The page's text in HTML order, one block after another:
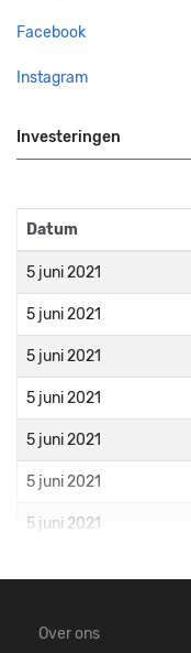
Facebook
Instagram
Investeringen
Datum
5 juni 2021
5 juni 2021
5 juni 2021
5 juni 2021
5 juni 2021
5 juni 2021
5 juni 2021
Over ons